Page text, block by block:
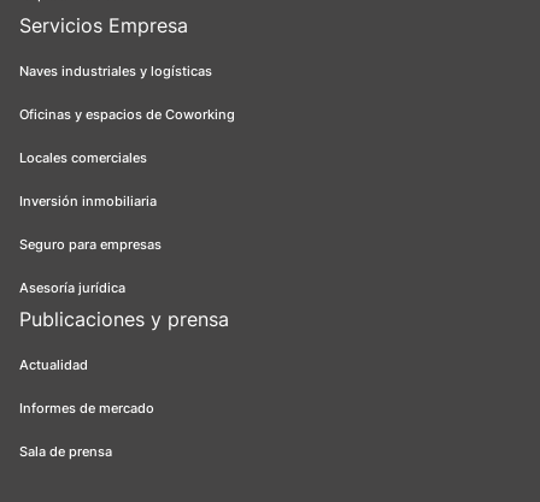
Servicios Empresa
Naves industriales y logísticas
Oficinas y espacios de Coworking
Locales comerciales
Inversión inmobiliaria
Seguro para empresas
Asesoría jurídica
Publicaciones y prensa
Actualidad
Informes de mercado
Sala de prensa